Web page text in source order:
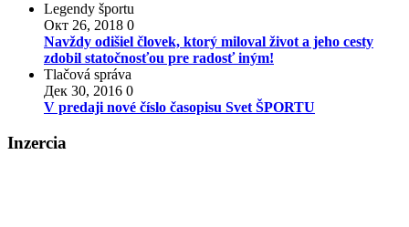
Legendy športu
Окт 26, 2018 0
Navždy odišiel človek, ktorý miloval život a jeho cesty
zdobil statočnosťou pre radosť iným!
Tlačová správa
Дек 30, 2016 0
V predaji nové číslo časopisu Svet ŠPORTU
Inzercia